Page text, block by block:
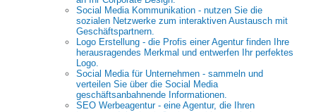
Social Media Kommunikation - nutzen Sie die
sozialen Netzwerke zum interaktiven Austausch mit
Geschäftspartnern.
Logo Erstellung - die Profis einer Agentur finden Ihre
herausragendes Merkmal und entwerfen Ihr perfektes
Logo.
Social Media für Unternehmen - sammeln und
verteilen Sie über die Social Media
geschäftsanbahnende Informationen.
SEO Werbeagentur - eine Agentur, die Ihren